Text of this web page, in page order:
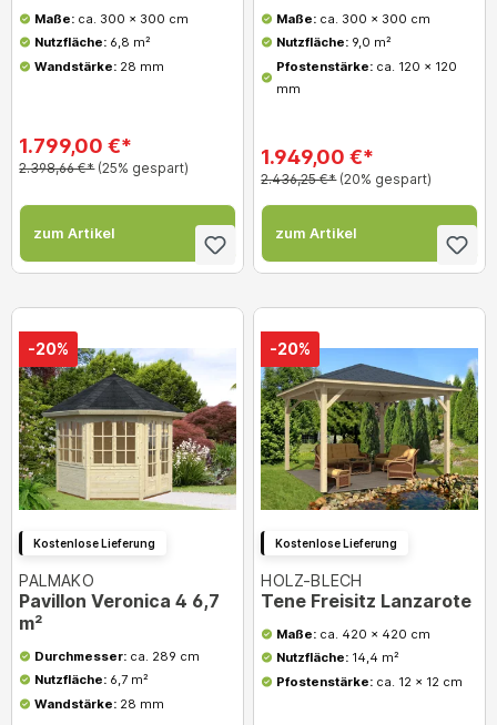
Maße: ca. 300 x 300 cm
Nutzfläche: 6,8 m²
Wandstärke: 28 mm
1.799,00 €*
2.398,66 €* (25% gespart)
zum Artikel
Maße: ca. 300 x 300 cm
Nutzfläche:9,0 m²
Pfostenstärke: ca. 120 x 120
mm
1.949,00 €*
2.436,25 €* (20% gespart)
zum Artikel
-20%
Kostenlose Lieferung
PALMAKO
Pavillon Veronica 4 6,7
m²
Durchmesser: ca. 289 cm
Nutzfläche: 6,7 m²
Wandstärke:28 mm
-20%
Kostenlose Lieferung
HOLZ-BLECH
Tene Freisitz Lanzarote
Maße:ca. 420 x 420 cm
Nutzfläche:14,4 m²
Pfostenstärke: ca. 12 x 12 cm